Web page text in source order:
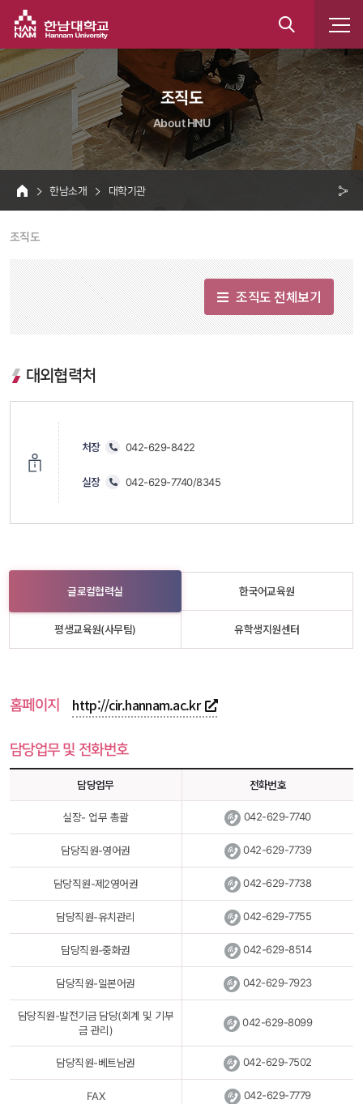
통
합
검
색
조직도
About HNU
HOME
한남소개 대학기관
유
조직도
조직도 전체보기
대외협력처
처장 042-629-8422
실장 042-629-7740/8345
글로컬협력실 한국어교육원
평생교육원(사무팀) 유학생지원센터
홈페이지 http://cir.hannam.ac.kr
담당업무 및 전화번호
담당업무 전화번호
실장- 업무 총괄 042-629-7740
담당직원-영어권 042-629-7739
담당직원-제2영어권 042-629-7738
담당직원-유치관리 042-629-7755
담당직원-중화권 042-629-8514
담당직원-일본어권 042-629-7923
담당직원-발전기금 담당(회계 및 기부
금 관리)
042-629-8099
담당직원-베트남권 042-629-7502
FAX 042-629-7779